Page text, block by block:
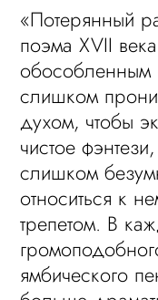
«Потерянный
поэма XVII
слишком
духом, чтобы
чистое
слишком
относиться к
трепетом. В
ямбического